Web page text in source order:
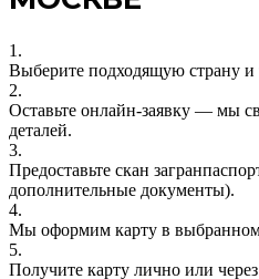
1.
Выберите подходящую страну и
2.
Оставьте онлайн‑заявку — мы
деталей.
3.
Предоставьте скан
дополнительные документы).
4.
Мы оформим карту в
5.
Получите карту лично или